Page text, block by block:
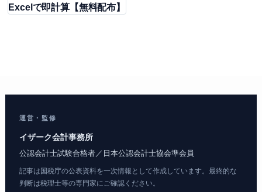
Excelで即計算【無料配布】
運営・監修
イザーク会計事務所
公認会計士試験合格者／日本公認会計士協会準会員
記事は国税庁の公表資料を一次情報として作成しています。最終的な
判断は税理士等の専門家にご確認ください。